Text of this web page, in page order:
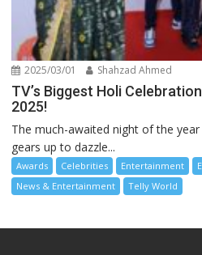
2025/03/01 Shahzad Ahmed
TV’s Biggest Holi
2025!
The much-awaited night of the
gears up to dazzle...
Awards Celebrities Entertainment
News & Entertainment
Telly World